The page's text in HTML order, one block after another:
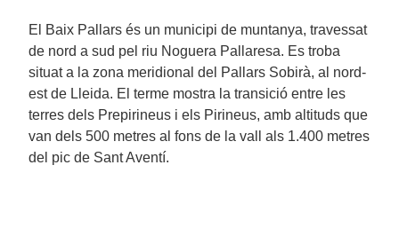
El Baix Pallars és un municipi de muntanya, travessat
de nord a sud pel riu Noguera Pallaresa. Es troba
situat a la zona meridional del Pallars Sobirà, al nord-
est de Lleida. El terme mostra la transició entre les
terres dels Prepirineus i els Pirineus, amb altituds que
van dels 500 metres al fons de la vall als 1.400 metres
del pic de Sant Aventí.